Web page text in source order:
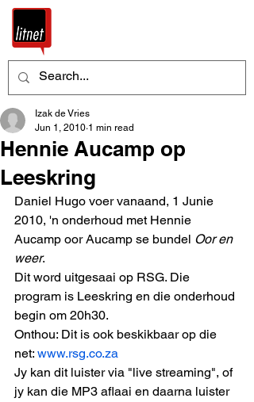
Hennie Aucamp op
Leeskring
Izak de Vries
Jun 1, 2010 1 min read
Daniel Hugo voer vanaand, 1 Junie
2010, 'n onderhoud met Hennie
Aucamp oor Aucamp se bundel Oor en
weer.
Dit word uitgesaai op RSG. Die
program is Leeskring en die onderhoud
begin om 20h30.
Onthou: Dit is ook beskikbaar op die
net: www.rsg.co.za
Jy kan dit luister via "live streaming", of
jy kan die MP3 aflaai en daarna luister